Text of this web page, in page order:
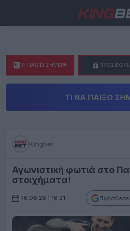
ΤΙ ΠΑΙΖΕΙ ΣΗΜΕΡΑ
ΤΙ ΝΑ ΠΑΊΞΩ
Kingbet
Αγωνιστική φωτιά στο
στοιχήματα!
16.06.26 | 16:21 Πρόσθεσε
Argentina s defender Nicolas
Messi and teammates celebrate